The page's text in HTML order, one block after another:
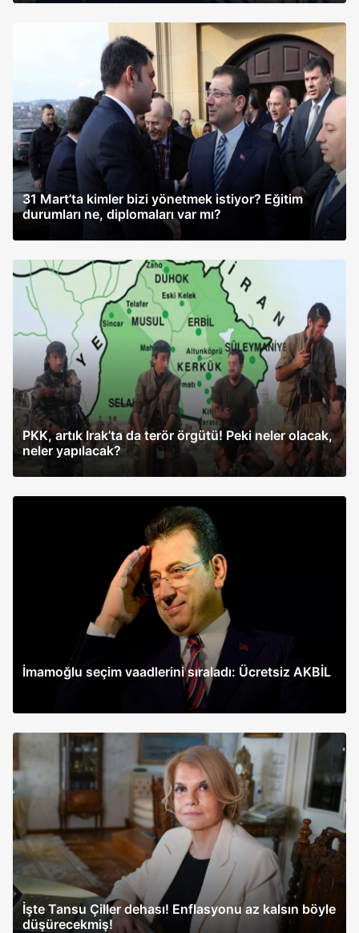
31 Mart’ta kimler bizi yönetmek istiyor? Eğitim
durumları ne, diplomaları var mı?
PKK, artık Irak’ta da terör örgütü! Peki neler olacak,
neler yapılacak?
İmamoğlu seçim vaadlerini sıraladı: Ücretsiz AKBİL
İşte Tansu Çiller dehası! Enflasyonu az kalsın böyle
düşürecekmiş!